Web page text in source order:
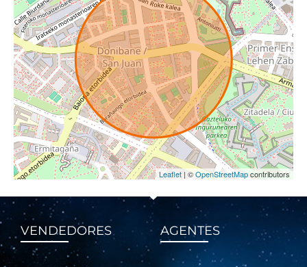
Leaflet | ©OpenStreetMapcontributors
VENDEDORES AGENTES